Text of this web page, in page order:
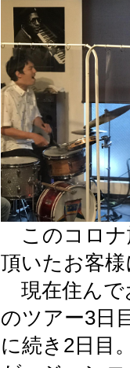
このコロナ
頂いたお客
現在住んで
のツアー3日
に続き2日目